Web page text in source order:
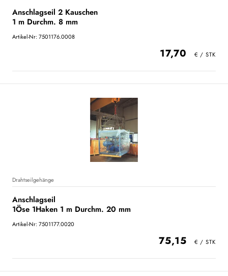
Anschlagseil 2 Kauschen
1 m Durchm. 8 mm
Artikel-Nr: 7501176.0008
17,70
Drahtseilgehänge
Anschlagseil
1Öse 1Haken 1 m Durchm. 20 mm
Artikel-Nr: 7501177.0020
75,15